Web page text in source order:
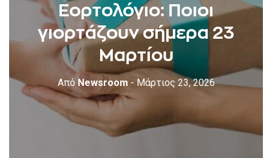
Εορτολόγιο: Ποιοι
γιορτάζουν σήμερα 23
Μαρτίου
Από Newsroom - Μάρτιος 23, 2026